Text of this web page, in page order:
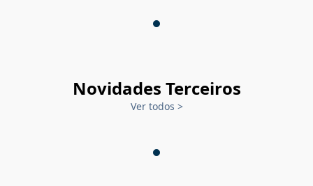
Novidades Terceiros
Ver todos >